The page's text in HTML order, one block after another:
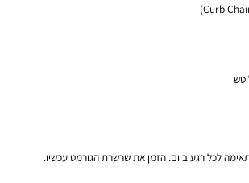
לכל רגע ביום. הזמן את שרשרת הגורמט עכשיו.